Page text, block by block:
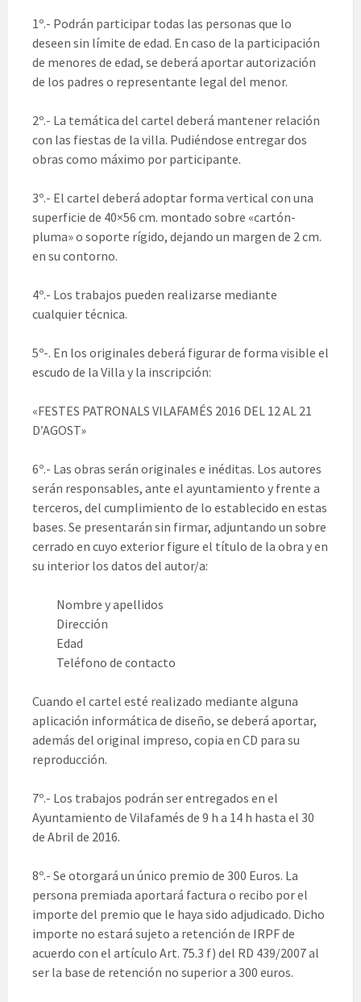
1º.- Podrán participar todas las personas que lo
deseen sin límite de edad. En caso de la participación
de menores de edad, se deberá aportar autorización
de los padres o representante legal del menor.
2º.- La temática del cartel deberá mantener relación
con las fiestas de la villa. Pudiéndose entregar dos
obras como máximo por participante.
3º.- El cartel deberá adoptar forma vertical con una
superficie de 40×56 cm. montado sobre «cartón-
pluma» o soporte rígido, dejando un margen de 2 cm.
en su contorno.
4º.- Los trabajos pueden realizarse mediante
cualquier técnica.
5º-. En los originales deberá figurar de forma visible el
escudo de la Villa y la inscripción:
«FESTES PATRONALS VILAFAMÉS 2016 DEL 12 AL 21
D’AGOST»
6º.- Las obras serán originales e inéditas. Los autores
serán responsables, ante el ayuntamiento y frente a
terceros, del cumplimiento de lo establecido en estas
bases. Se presentarán sin firmar, adjuntando un sobre
cerrado en cuyo exterior figure el título de la obra y en
su interior los datos del autor/a:
Nombre y apellidos
Dirección
Edad
Teléfono de contacto
Cuando el cartel esté realizado mediante alguna
aplicación informática de diseño, se deberá aportar,
además del original impreso, copia en CD para su
reproducción.
7º.- Los trabajos podrán ser entregados en el
Ayuntamiento de Vilafamés de 9 h a 14 h hasta el 30
de Abril de 2016.
8º.- Se otorgará un único premio de 300 Euros. La
persona premiada aportará factura o recibo por el
importe del premio que le haya sido adjudicado. Dicho
importe no estará sujeto a retención de IRPF de
acuerdo con el artículo Art. 75.3 f) del RD 439/2007 al
ser la base de retención no superior a 300 euros.